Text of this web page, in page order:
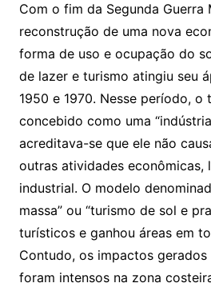
Com o fim da Segunda Guerra
reconstrução de uma nova
forma de uso e ocupação do
de lazer e turismo atingiu seu
1950 e 1970. Nesse período, o
concebido como uma
acreditava-se que ele não
outras atividades econômicas,
industrial. O modelo
massa” ou “turismo de sol e
turísticos e ganhou áreas em
Contudo, os impactos
foram intensos na zona